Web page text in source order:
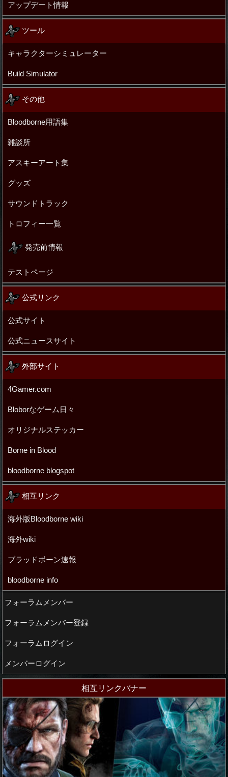
アップデート情報
ツール
キャラクターシミュレーター
Build Simulator
その他
Bloodborne用語集
雑談所
アスキーアート集
グッズ
サウンドトラック
トロフィー一覧
発売前情報
テストページ
公式リンク
公式サイト
公式ニュースサイト
外部サイト
4Gamer.com
Bloborなゲーム日々
オリジナルステッカー
Borne in Blood
bloodborne blogspot
相互リンク
海外版Bloodborne wiki
海外wiki
ブラッドボーン速報
bloodborne info
フォーラムメンバー
フォーラムメンバー登録
フォーラムログイン
メンバーログイン
相互リンクバナー